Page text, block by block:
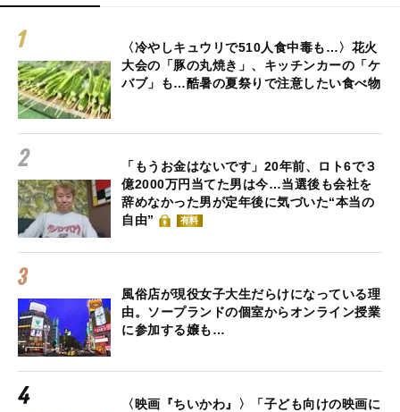
〈冷やしキュウリで510人食中毒も…〉花火
大会の「豚の丸焼き」、キッチンカーの「ケ
バブ」も…酷暑の夏祭りで注意したい食べ物
「もうお金はないです」20年前、ロト6で３
億2000万円当てた男は今…当選後も会社を
辞めなかった男が定年後に気づいた“本当の
自由”
有料
風俗店が現役女子大生だらけになっている理
由。ソープランドの個室からオンライン授業
に参加する嬢も…
〈映画『ちいかわ』〉「子ども向けの映画に